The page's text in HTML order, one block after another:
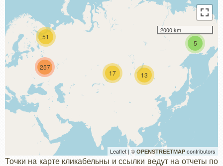
5
13
17
51
257
2000 km
Leaflet | © OPENSTREETMAP contributors
Точки на карте кликабельны и ссылки ведут на отчеты по